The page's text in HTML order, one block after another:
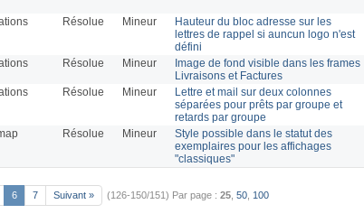
Résolue Mineur
Hauteur du bloc adresse sur les
lettres de rappel si auncun logo n'est
défini
Résolue Mineur
Image de fond visible dans les frames
Livraisons et Factures
Résolue Mineur
Lettre et mail sur deux colonnes
séparées pour prêts par groupe et
retards par groupe
Résolue Mineur
Style possible dans le statut des
exemplaires pour les affichages
"classiques"
6 7 Suivant » (126-150/151) Par page : 25 50 100